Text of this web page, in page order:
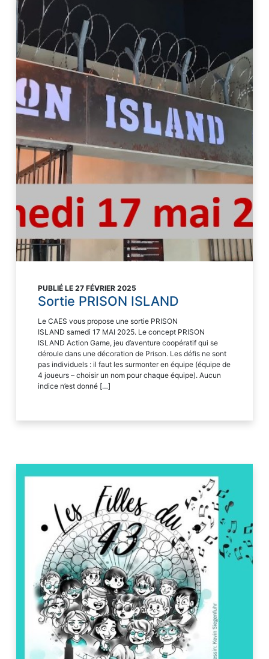
PUBLIÉ LE 27 FÉVRIER 2025
Sortie PRISON ISLAND
Le CAES vous propose une sortie PRISON
ISLAND samedi 17 MAI 2025. Le concept PRISON
ISLAND Action Game, jeu d’aventure coopératif qui se
déroule dans une décoration de Prison. Les défis ne sont
pas individuels : il faut les surmonter en équipe (équipe de
4 joueurs – choisir un nom pour chaque équipe). Aucun
indice n’est donné […]